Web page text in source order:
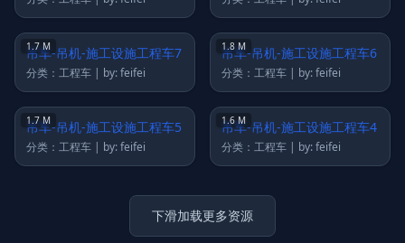
分类：工程车 | by: feifei 分类：工程车 | by: feifei
1.7 M 1.8 M